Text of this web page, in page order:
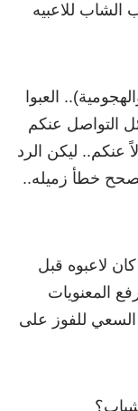
للاعبيه
العبوا
التواصل عنكم
عنكم.. ليكن الرد
خطأ زميله..
لاعبوه قبل
المعنويات
للفوز على